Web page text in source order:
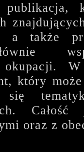
a także
okupacji.
który
się
Całość
oraz z